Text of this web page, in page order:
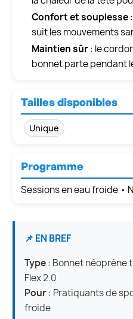
Confort et souplesse
suit les mouvements
Maintien sûr: le
bonnet parte pendant
Tailles disponibles
Unique
Programme
Sessions en eau froide •
📌 EN BREF
Type: Bonnet néoprène
Flex 2.0
Pour: Pratiquants de
froide